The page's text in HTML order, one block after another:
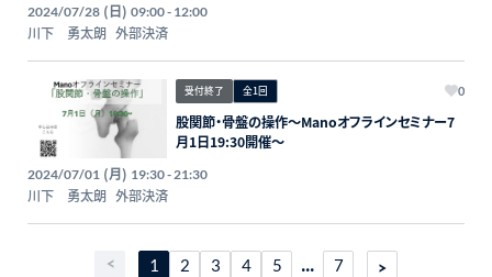
2024/07/28 (日) 09:00 - 12:00
川下 勇太朗 外部決済
受付終了 全1回 0
股関節・骨盤の操作〜Manoオフラインセミナー7
月1日19:30開催〜
2024/07/01 (月) 19:30 - 21:30
川下 勇太朗 外部決済
1 2 3 4 5 ... 7